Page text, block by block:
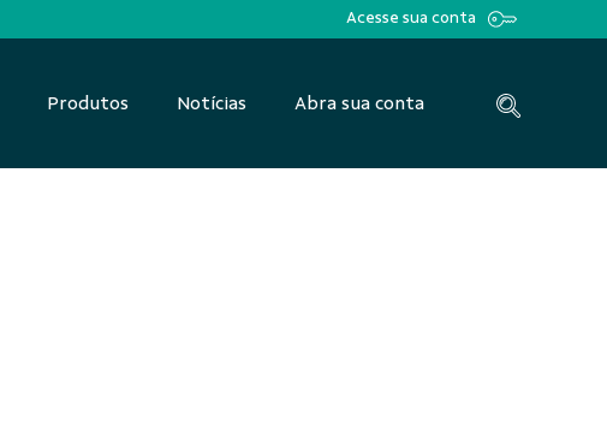
Acesse sua conta
Produtos Notícias Abra sua conta